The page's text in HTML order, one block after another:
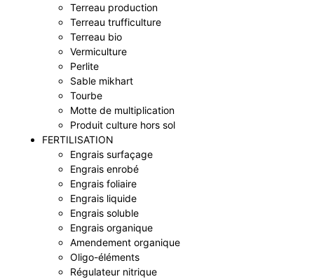
Terreau production
Terreau trufficulture
Terreau bio
Vermiculture
Perlite
Sable mikhart
Tourbe
Motte de multiplication
Produit culture hors sol
FERTILISATION
Engrais surfaçage
Engrais enrobé
Engrais foliaire
Engrais liquide
Engrais soluble
Engrais organique
Amendement organique
Oligo-éléments
Régulateur nitrique